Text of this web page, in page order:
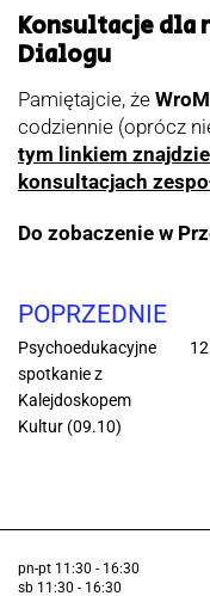
Konsultacje dla
Dialogu
Pamiętajcie, że
codziennie (oprócz
tym linkiem
konsultacjach
Do zobaczenie w
POPRZEDNIE
Psychoedukacyjne
spotkanie z
Kalejdoskopem
Kultur (09.10)
pn-pt 11:30 - 16:30
sb 11:30 - 16:30